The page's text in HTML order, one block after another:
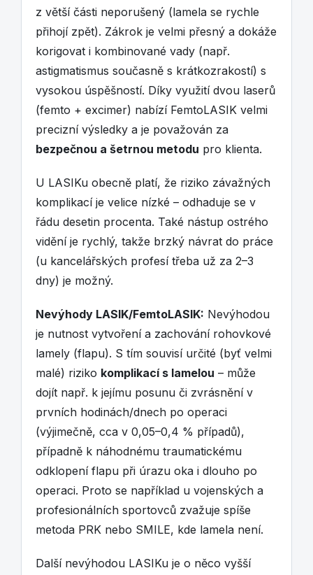
z větší části neporušený (lamela se rychle
přihojí zpět). Zákrok je velmi přesný a dokáže
korigovat i kombinované vady (např.
astigmatismus současně s krátkozrakostí) s
vysokou úspěšností. Díky využití dvou laserů
(femto + excimer) nabízí FemtoLASIK velmi
precizní výsledky a je považován za
bezpečnou a šetrnou metodu pro klienta.
U LASIKu obecně platí, že riziko závažných
komplikací je velice nízké – odhaduje se v
řádu desetin procenta. Také nástup ostrého
vidění je rychlý, takže brzký návrat do práce
(u kancelářských profesí třeba už za 2–3
dny) je možný.
Nevýhody LASIK/FemtoLASIK: Nevýhodou
je nutnost vytvoření a zachování rohovkové
lamely (flapu). S tím souvisí určité (byť velmi
malé) riziko komplikací s lamelou – může
dojít např. k jejímu posunu či zvrásnění v
prvních hodinách/dnech po operaci
(výjimečně, cca v 0,05–0,4 % případů),
případně k náhodnému traumatickému
odklopení flapu při úrazu oka i dlouho po
operaci. Proto se například u vojenských a
profesionálních sportovců zvažuje spíše
metoda PRK nebo SMILE, kde lamela není.
Další nevýhodou LASIKu je o něco vyšší